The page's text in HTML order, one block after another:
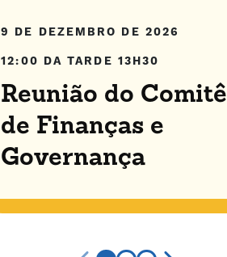
9 DE DEZEMBRO DE 2026
12:00 DA TARDE 13H30
Reunião do Comitê
de Finanças e
Governança